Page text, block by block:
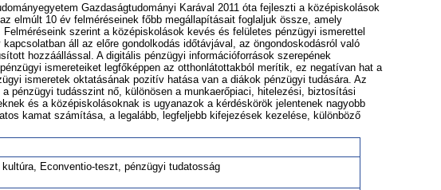
Gazdaságtudományi Karával 2011 óta fejleszti a középiskolások
elmúlt 10 év felméréseinek főbb megállapításait foglaljuk össze, amely
szerint a középiskolások kevés és felületes pénzügyi ismerettel
áll az előre gondolkodás időtávjával, az öngondoskodásról való
hozzáállással. A digitális pénzügyi információforrások szerepének
ismereteiket legfőképpen az otthonlátottakból merítik, ez negatívan hat a
ismeretek oktatásának pozitív hatása van a diákok pénzügyi tudására. Az
pénzügyi tudásszint nő, különösen a munkaerőpiaci, hitelezési, biztosítási
és a középiskolásoknak is ugyanazok a kérdéskörök jelentenek nagyobb
kamat számítása, a legalább, legfeljebb kifejezések kezelése, különböző
kultúra, Econventio-teszt, pénzügyi tudatosság